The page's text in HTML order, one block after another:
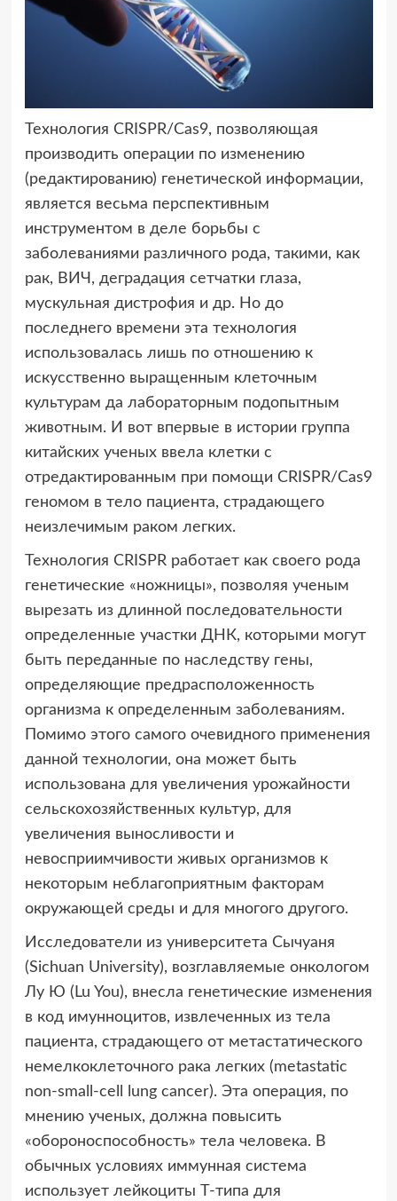
Технология CRISPR/Cas9, позволяющая
производить операции по изменению
(редактированию) генетической информации,
является весьма перспективным
инструментом в деле борьбы с
заболеваниями различного рода, такими, как
рак, ВИЧ, деградация сетчатки глаза,
мускульная дистрофия и др. Но до
последнего времени эта технология
использовалась лишь по отношению к
искусственно выращенным клеточным
культурам да лабораторным подопытным
животным. И вот впервые в истории группа
китайских ученых ввела клетки с
отредактированным при помощи CRISPR/Cas9
геномом в тело пациента, страдающего
неизлечимым раком легких.
Технология CRISPR работает как своего рода
генетические «ножницы», позволяя ученым
вырезать из длинной последовательности
определенные участки ДНК, которыми могут
быть переданные по наследству гены,
определяющие предрасположенность
организма к определенным заболеваниям.
Помимо этого самого очевидного применения
данной технологии, она может быть
использована для увеличения урожайности
сельскохозяйственных культур, для
увеличения выносливости и
невосприимчивости живых организмов к
некоторым неблагоприятным факторам
окружающей среды и для многого другого.
Исследователи из университета Сычуаня
(Sichuan University), возглавляемые онкологом
Лу Ю (Lu You), внесла генетические изменения
в код имунноцитов, извлеченных из тела
пациента, страдающего от метастатического
немелкоклеточного рака легких (metastatic
non-small-cell lung cancer). Эта операция, по
мнению ученых, должна повысить
«обороноспособность» тела человека. В
обычных условиях иммунная система
использует лейкоциты Т-типа для